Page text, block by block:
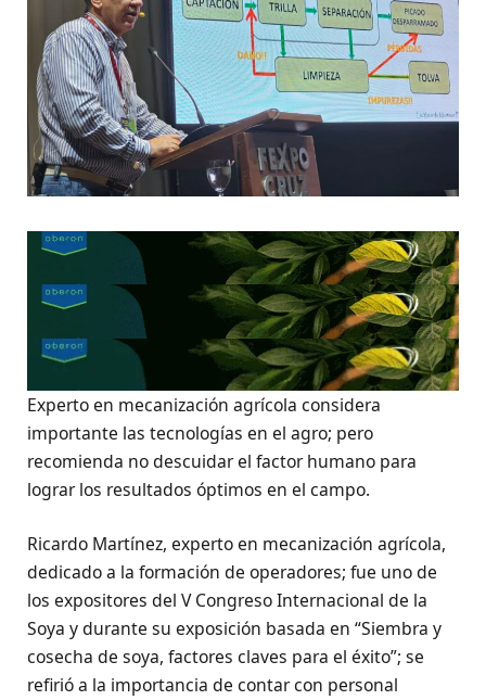
Experto en mecanización agrícola considera
importante las tecnologías en el agro; pero
recomienda no descuidar el factor humano para
lograr los resultados óptimos en el campo.
Ricardo Martínez, experto en mecanización agrícola,
dedicado a la formación de operadores; fue uno de
los expositores del V Congreso Internacional de la
Soya y durante su exposición basada en “Siembra y
cosecha de soya, factores claves para el éxito”; se
refirió a la importancia de contar con personal